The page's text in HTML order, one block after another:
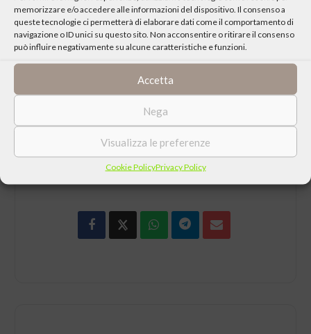
memorizzare e/o accedere alle informazioni del dispositivo. Il consenso a
queste tecnologie ci permetterà di elaborare dati come il comportamento di
navigazione o ID unici su questo sito. Non acconsentire o ritirare il consenso
può influire negativamente su alcune caratteristiche e funzioni.
Accetta
Nega
Visualizza le preferenze
Cookie PolicyPrivacy Policy
mondo del calcio.
Leggi l’articolo
Giornata della memoria 2021
Segni di una speranza possibile dentro la tragedia della Shoah
CONDIVIDI QUESTO EVENTO